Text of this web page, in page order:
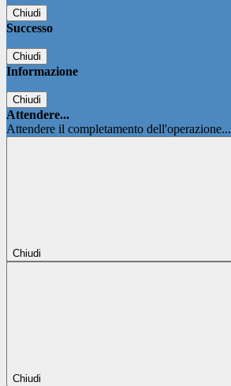
Chiudi
Successo
Chiudi
Informazione
Chiudi
Attendere...
Attendere il completamento dell'operazione...
Chiudi
Chiudi